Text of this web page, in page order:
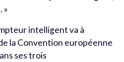
»
intelligent va à
la Convention européenne
ses trois